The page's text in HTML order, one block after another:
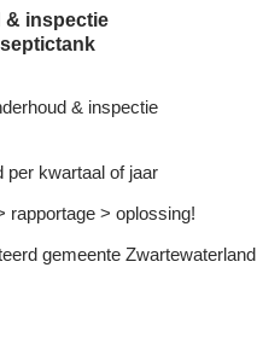
& inspectie
& inspectie
per kwartaal of jaar
rapportage > oplossing!
gemeente Zwartewaterland